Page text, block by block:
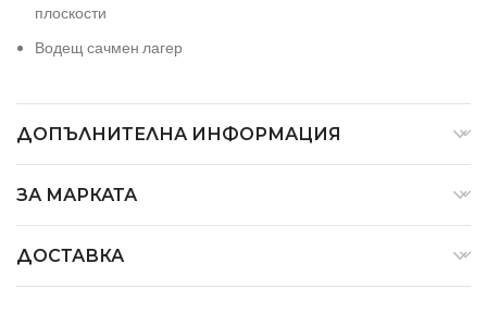
плоскости
Водещ сачмен лагер
ДОПЪЛНИТЕЛНА ИНФОРМАЦИЯ
ЗА МАРКАТА
ДОСТАВКА